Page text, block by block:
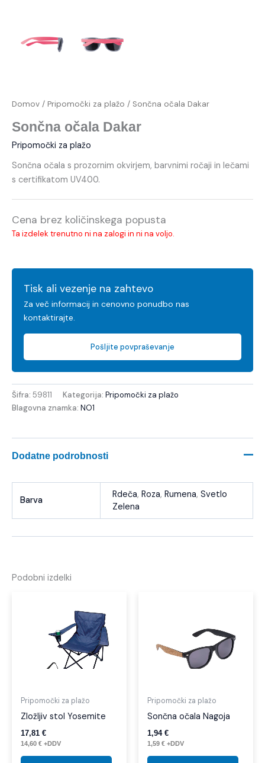
Domov / Pripomočki za plažo / Sončna očala Dakar
Sončna očala Dakar
Pripomočki za plažo
Sončna očala s prozornim okvirjem, barvnimi ročaji in lečami
s certifikatom UV400.
Cena brez količinskega popusta
Ta izdelek trenutno ni na zalogi in ni na voljo.
Tisk ali vezenje na zahtevo
Za več informacij in cenovno ponudbo nas
kontaktirajte.
Pošljite povpraševanje
Šifra: 59811 Kategorija: Pripomočki za plažo
Blagovna znamka: NO1
Dodatne podrobnosti
Barva
Rdeča, Roza, Rumena, Svetlo
Zelena
Podobni izdelki
Pripomočki za plažo
Zložljiv stol Yosemite
17,81 €
14,60 € +DDV
Pripomočki za plažo
Sončna očala Nagoja
1,94 €
1,59 € +DDV